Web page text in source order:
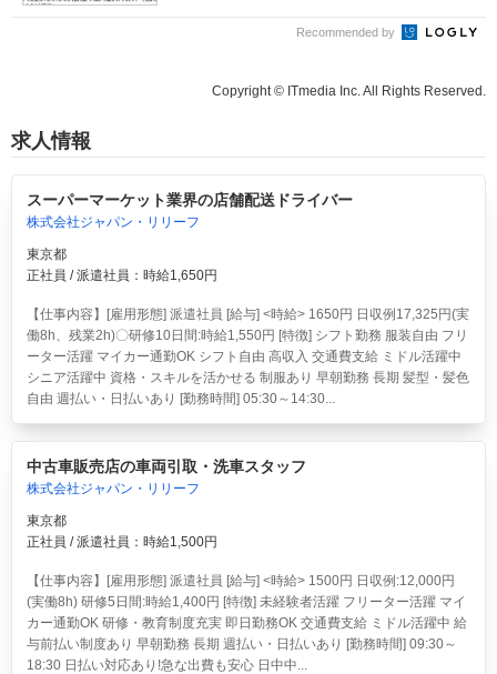
Recommended by
Copyright © ITmedia Inc. All Rights Reserved.
求人情報
スーパーマーケット業界の店舗配送ドライバー
株式会社ジャパン・リリーフ
東京都
正社員 / 派遣社員：時給1,650円
【仕事内容】[雇用形態] 派遣社員 [給与] <時給> 1650円 日収例17,325円(実
働8h、残業2h)〇研修10日間:時給1,550円 [特徴] シフト勤務 服装自由 フリ
ーター活躍 マイカー通勤OK シフト自由 高収入 交通費支給 ミドル活躍中
シニア活躍中 資格・スキルを活かせる 制服あり 早朝勤務 長期 髪型・髪色
自由 週払い・日払いあり [勤務時間] 05:30～14:30...
中古車販売店の車両引取・洗車スタッフ
株式会社ジャパン・リリーフ
東京都
正社員 / 派遣社員：時給1,500円
【仕事内容】[雇用形態] 派遣社員 [給与] <時給> 1500円 日収例:12,000円
(実働8h) 研修5日間:時給1,400円 [特徴] 未経験者活躍 フリーター活躍 マイ
カー通勤OK 研修・教育制度充実 即日勤務OK 交通費支給 ミドル活躍中 給
与前払い制度あり 早朝勤務 長期 週払い・日払いあり [勤務時間] 09:30～
18:30 日払い対応あり!急な出費も安心 日中中...